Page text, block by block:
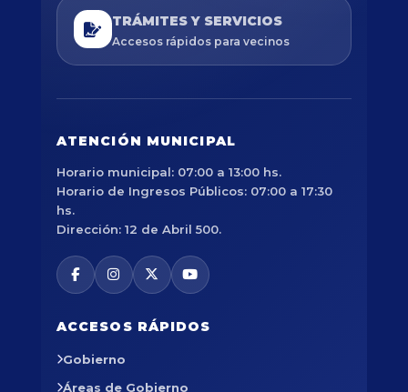
TRÁMITES Y SERVICIOS
Accesos rápidos para vecinos
ATENCIÓN MUNICIPAL
Horario municipal: 07:00 a 13:00 hs.
Horario de Ingresos Públicos: 07:00 a 17:30
hs.
Dirección: 12 de Abril 500.
ACCESOS RÁPIDOS
Gobierno
Áreas de Gobierno